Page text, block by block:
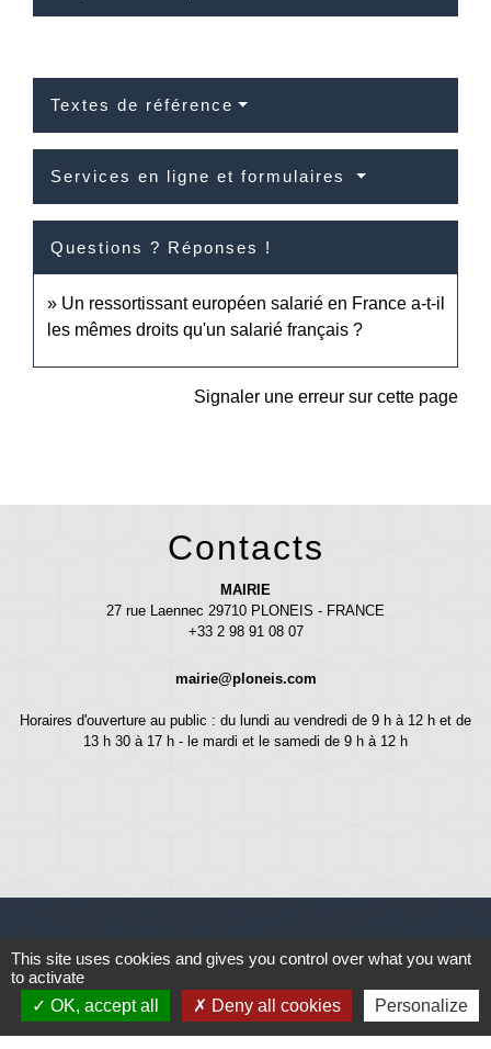
Textes de référence
Services en ligne et formulaires
Questions ? Réponses !
Un ressortissant européen salarié en France a-t-il
les mêmes droits qu'un salarié français ?
Signaler une erreur sur cette page
Contacts
MAIRIE
27 rue Laennec 29710 PLONEIS - FRANCE
+33 2 98 91 08 07
mairie@ploneis.com
Horaires d'ouverture au public : du lundi au vendredi de 9 h à 12 h et de
13 h 30 à 17 h - le mardi et le samedi de 9 h à 12 h
Liens
Météo
This site uses cookies and gives you control over what you want
to activate
OK, accept all
Deny all cookies Personalize